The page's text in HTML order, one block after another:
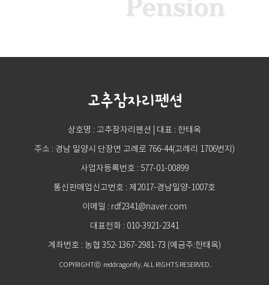
고추잠자리펜션
상호명 : 고추잠자리펜션 | 대표 : 한태옥
주소 : 경남 밀양시 단장면 고례로 766-44(고례리 1706번지)
사업자등록번호 : 577-01-00899
통신판매업신고번호 : 제2017-경남밀양-1007호
이메일 : rdf2341@naver.com
대표전화 : 010-3921-2341
계좌번호 : 농협 352-1367-2981-73 (예금주:한태옥)
COPYRIGHTⓒ reddragonfly. ALL RIGHTS RESERVED.